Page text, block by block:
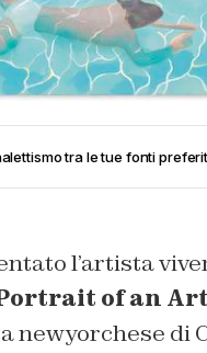
tra le tue fonti
l’artista
of an
newyorchese di